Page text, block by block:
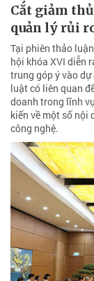
Cắt giảm
quản lý rủi
Tại phiên thảo
hội khóa XVI diễn
trung góp ý vào
luật có liên quan
doanh trong lĩnh
kiến về một số nội
công nghệ.